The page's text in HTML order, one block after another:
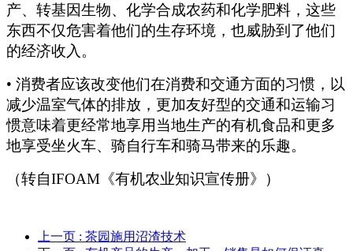
产、转基因生物、化学合成农药和化学肥料，这些
东西不仅危害着他们的生存环境，也威胁到了他们
的经济收入。
• 消费者应该改变他们在消费和交通方面的习惯，以
减少温室气体的排放，更加友好型的交通和运输习
惯意味着更经常地享用当地生产的有机食品和更多
地享受坐火车、骑自行车和骑马带来的乐趣。
（转自IFOAM《有机农业知识宣传册》）
上一页 : 茶园施用沼渣技术